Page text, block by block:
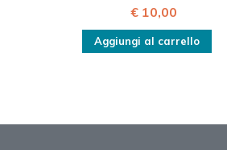
€ 10,00
Aggiungi al carrello